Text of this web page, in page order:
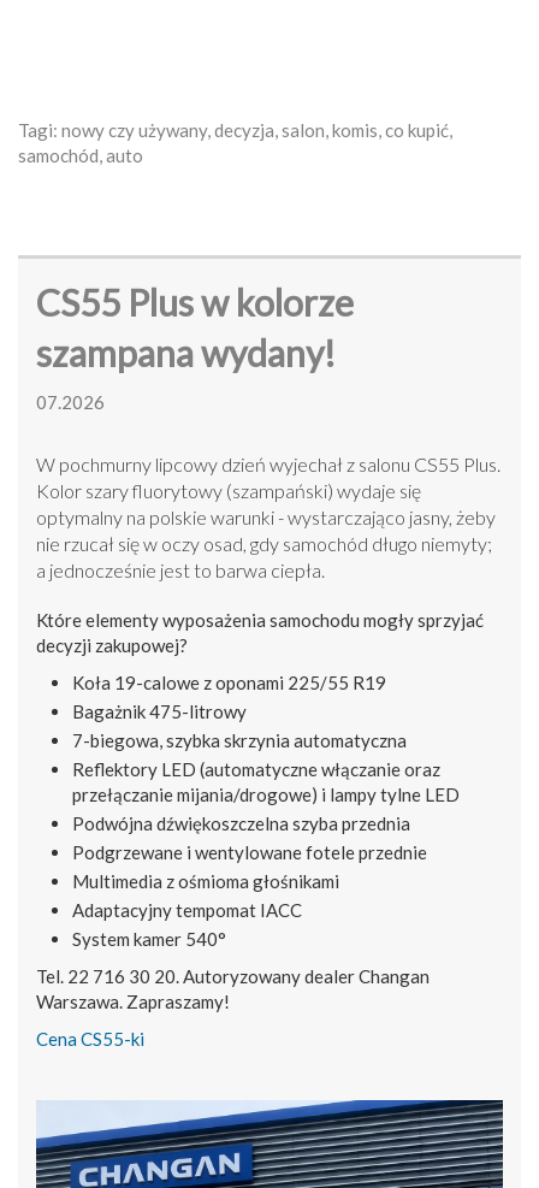
Tagi: nowy czy używany, decyzja, salon, komis, co kupić,
samochód, auto
CS55 Plus w kolorze
szampana wydany!
07.2026
W pochmurny lipcowy dzień wyjechał z salonu CS55 Plus.
Kolor szary fluorytowy (szampański) wydaje się
optymalny na polskie warunki - wystarczająco jasny, żeby
nie rzucał się w oczy osad, gdy samochód długo niemyty;
a jednocześnie jest to barwa ciepła.
Które elementy wyposażenia samochodu mogły sprzyjać
decyzji zakupowej?
Koła 19-calowe z oponami 225/55 R19
Bagażnik 475-litrowy
7-biegowa, szybka skrzynia automatyczna
Reflektory LED (automatyczne włączanie oraz
przełączanie mijania/drogowe) i lampy tylne LED
Podwójna dźwiękoszczelna szyba przednia
Podgrzewane i wentylowane fotele przednie
Multimedia z ośmioma głośnikami
Adaptacyjny tempomat IACC
System kamer 540°
Tel. 22 716 30 20. Autoryzowany dealer Changan
Warszawa. Zapraszamy!
Cena CS55-ki